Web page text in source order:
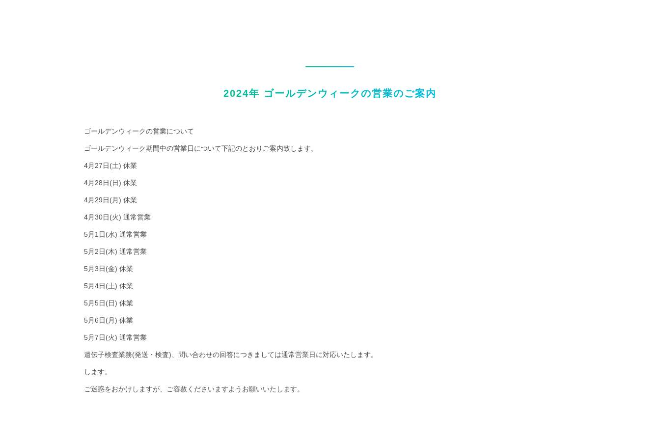
2024年 ゴールデンウィークの営業のご案内
ゴールデンウィークの営業について
ゴールデンウィーク期間中の営業日について下記のとおりご案内致します。
4月27日(土) 休業
4月28日(日) 休業
4月29日(月) 休業
4月30日(火) 通常営業
5月1日(水) 通常営業
5月2日(木) 通常営業
5月3日(金) 休業
5月4日(土) 休業
5月5日(日) 休業
5月6日(月) 休業
5月7日(火) 通常営業
遺伝子検査業務(発送・検査)、問い合わせの回答につきましては通常営業日に対応いたします。
します。
ご迷惑をおかけしますが、ご容赦くださいますようお願いいたします。